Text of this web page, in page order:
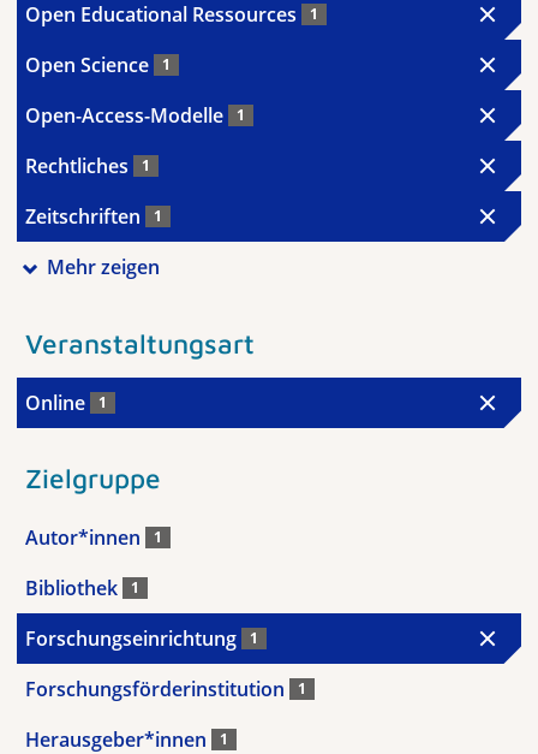
Open Educational Ressources 1
Open Science 1
Open-Access-Modelle 1
Rechtliches 1
Zeitschriften 1
Mehr zeigen
Veranstaltungsart
Online 1
Zielgruppe
Autor*innen 1
Bibliothek 1
Forschungseinrichtung 1
Forschungsförderinstitution 1
Herausgeber*innen 1